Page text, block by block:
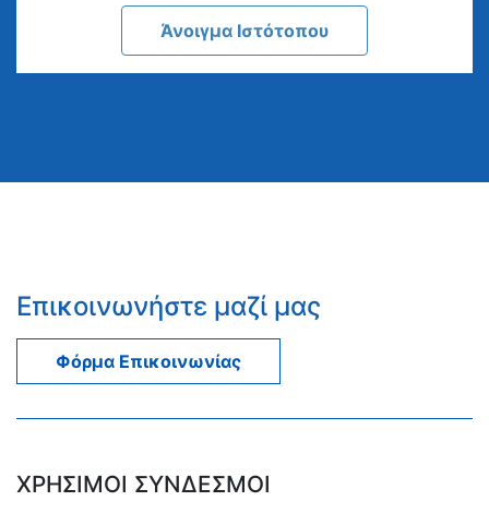
Άνοιγμα Ιστότοπου
Επικοινωνήστε μαζί μας
Φόρμα Επικοινωνίας
ΧΡΗΣΙΜΟΙ ΣΥΝΔΕΣΜΟΙ